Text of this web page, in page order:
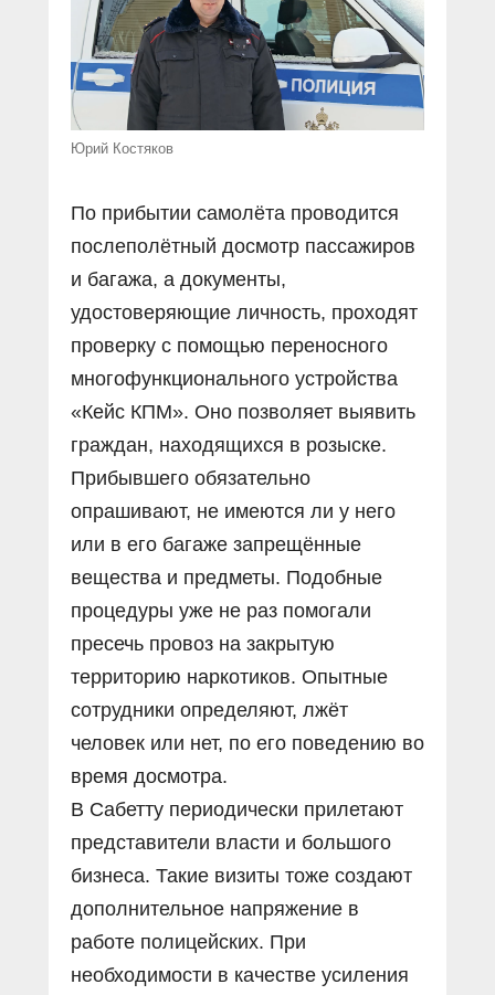
Юрий Костяков
По прибытии самолёта проводится
послеполётный досмотр пассажиров
и багажа, а документы,
удостоверяющие личность, проходят
проверку с помощью переносного
многофункционального устройства
«Кейс КПМ». Оно позволяет выявить
граждан, находящихся в розыске.
Прибывшего обязательно
опрашивают, не имеются ли у него
или в его багаже запрещённые
вещества и предметы. Подобные
процедуры уже не раз помогали
пресечь провоз на закрытую
территорию наркотиков. Опытные
сотрудники определяют, лжёт
человек или нет, по его поведению во
время досмотра.
В Сабетту периодически прилетают
представители власти и большого
бизнеса. Такие визиты тоже создают
дополнительное напряжение в
работе полицейских. При
необходимости в качестве усиления